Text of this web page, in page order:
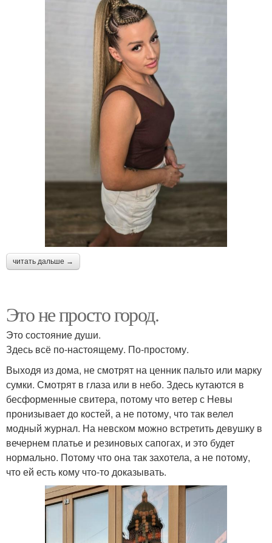
читать дальше →
Это не просто город.
Это состояние души.
Здесь всё по-настоящему. По-простому.
Выходя из дома, не смотрят на ценник пальто или марку
сумки. Смотрят в глаза или в небо. Здесь кутаются в
бесформенные свитера, потому что ветер с Невы
пронизывает до костей, а не потому, что так велел
модный журнал. На невском можно встретить девушку в
вечернем платье и резиновых сапогах, и это будет
нормально. Потому что она так захотела, а не потому,
что ей есть кому что-то доказывать.